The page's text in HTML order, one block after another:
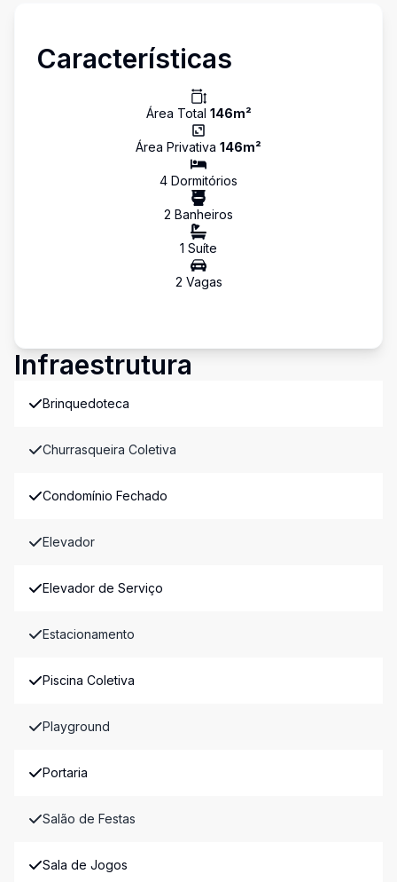
Características
Área Total 146m²
Área Privativa 146m²
4 Dormitórios
2 Banheiros
1 Suíte
2 Vagas
Infraestrutura
Brinquedoteca
Churrasqueira Coletiva
Condomínio Fechado
Elevador
Elevador de Serviço
Estacionamento
Piscina Coletiva
Playground
Portaria
Salão de Festas
Sala de Jogos